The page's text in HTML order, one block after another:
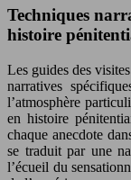
Techniques
histoire
Les guides des
narratives
l’atmosphère
en histoire
chaque anecdote
se traduit par une
l’écueil du